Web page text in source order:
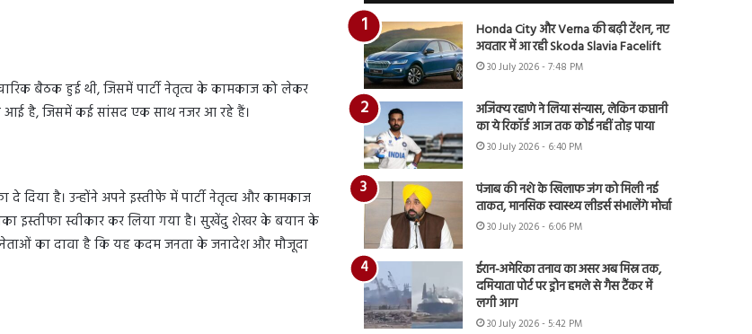
बैठक हुई थी, जिसमें पार्टी नेतृत्व के कामकाज को लेकर
आई है, जिसमें कई सांसद एक साथ नजर आ रहे हैं।
दिया है। उन्होंने अपने इस्तीफे में पार्टी नेतृत्व और कामकाज
इस्तीफा स्वीकार कर लिया गया है। सुखेंदु शेखर के बयान के
नेताओं का दावा है कि यह कदम जनता के जनादेश और मौजूदा
Honda City और Verna की बढ़ी टेंशन, नए
अवतार में आ रही Skoda Slavia Facelift
30 July 2026 - 7:48 PM
अजिंक्य रहाणे ने लिया संन्यास, लेकिन कप्तानी
का ये रिकॉर्ड आज तक कोई नहीं तोड़ पाया
30 July 2026 - 6:40 PM
पंजाब की नशे के खिलाफ जंग को मिली नई
ताकत, मानसिक स्वास्थ्य लीडर्स संभालेंगे मोर्चा
30 July 2026 - 6:06 PM
ईरान-अमेरिका तनाव का असर अब मिस्र तक,
दमियाता पोर्ट पर ड्रोन हमले से गैस टैंकर में
लगी आग
30 July 2026 - 5:42 PM